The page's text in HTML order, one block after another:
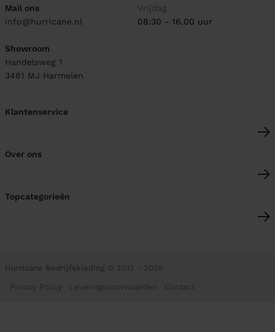
Mail ons
info@hurricane.nl
Showroom
Handelsweg 1
3481 MJ Harmelen
Vrijdag
08:30 - 16.00 uur
Klantenservice
Over ons
Topcategorieën
Hurricane Bedrijfskleding © 2013 - 2026
Privacy Policy Leveringsvoorwaarden Contact